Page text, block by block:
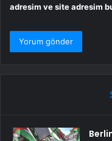
adresim ve site adresim